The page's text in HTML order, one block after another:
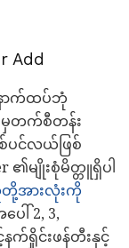
Add
ာက်ထပ်ဘုံ
းမှတက်စီတန်း
ပင်လယ်ဖြစ်
မျိုးစုံမိတ္တူရှိပါ
အားလုံးကို
ါ် 2, 3,
က်ရှိုင်းဖန်တီးနှင့်